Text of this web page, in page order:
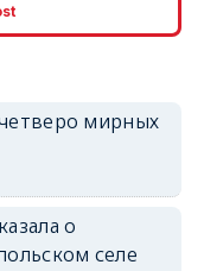
мирных
о
селе